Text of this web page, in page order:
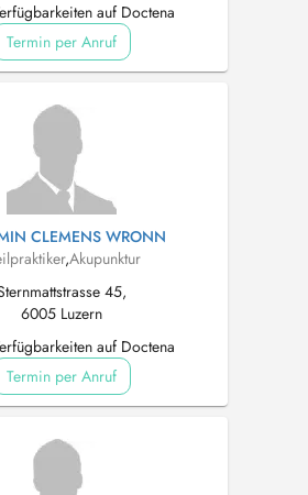
auf Doctena
Termin per Anruf
CLEMENS WRONN
,Akupunktur
45,
6005 Luzern
auf Doctena
Termin per Anruf